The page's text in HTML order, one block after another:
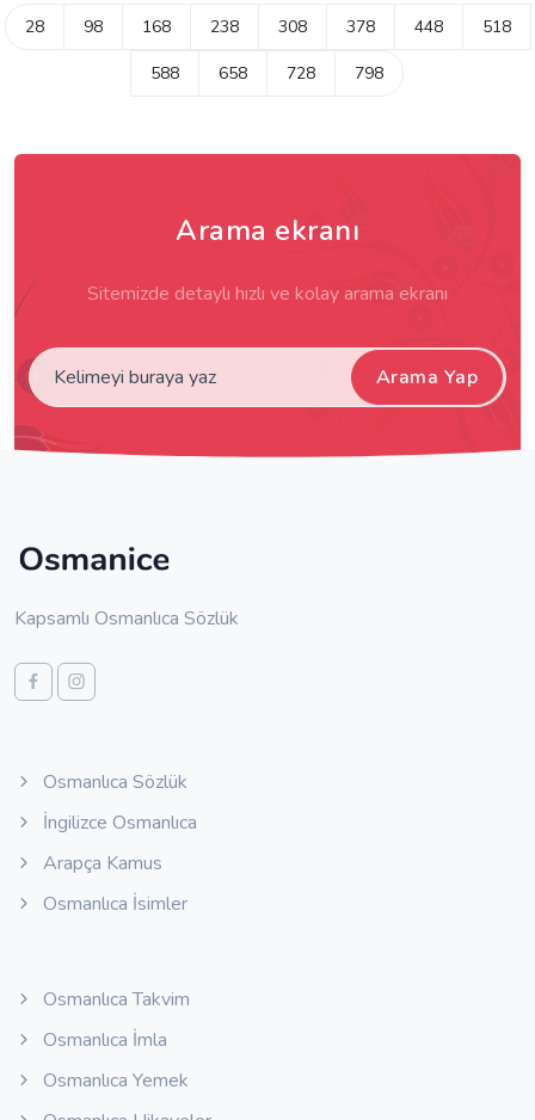
28 98 168 238 308 378 448 518
588 658 728 798
Arama ekranı
Sitemizde detaylı hızlı ve kolay arama ekranı
Arama Yap
Kapsamlı Osmanlıca Sözlük
Osmanlıca Sözlük
İngilizce Osmanlıca
Arapça Kamus
Osmanlıca İsimler
Osmanlıca Takvim
Osmanlıca İmla
Osmanlıca Yemek